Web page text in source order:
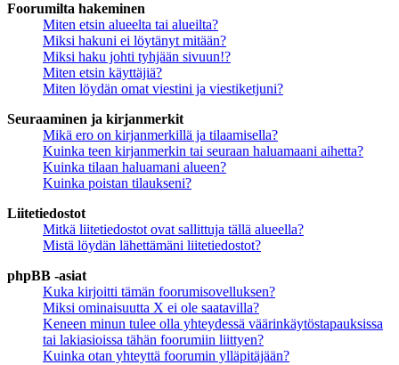
Foorumilta hakeminen
Miten etsin alueelta tai alueilta?
Miksi hakuni ei löytänyt mitään?
Miksi haku johti tyhjään sivuun!?
Miten etsin käyttäjiä?
Miten löydän omat viestini ja viestiketjuni?
Seuraaminen ja kirjanmerkit
Mikä ero on kirjanmerkillä ja tilaamisella?
Kuinka teen kirjanmerkin tai seuraan haluamaani aihetta?
Kuinka tilaan haluamani alueen?
Kuinka poistan tilaukseni?
Liitetiedostot
Mitkä liitetiedostot ovat sallittuja tällä alueella?
Mistä löydän lähettämäni liitetiedostot?
phpBB -asiat
Kuka kirjoitti tämän foorumisovelluksen?
Miksi ominaisuutta X ei ole saatavilla?
Keneen minun tulee olla yhteydessä väärinkäytöstapauksissa
tai lakiasioissa tähän foorumiin liittyen?
Kuinka otan yhteyttä foorumin ylläpitäjään?